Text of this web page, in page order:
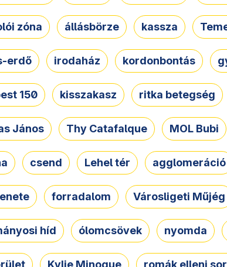
zóna állásbörze kassza
erdő irodaház kordonbontás
150 kisszakasz ritka betegség
János Thy Catafalque MOL Bubi
csend Lehel tér agglomeráció
forradalom Városligeti Műjég
híd ólomcsövek nyomda
Kylie Minogue romák elleni